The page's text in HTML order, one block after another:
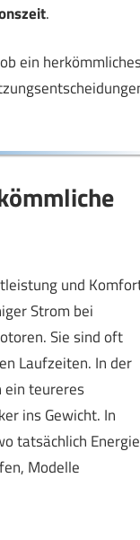
.
ein
und
Strom bei
Sie sind oft
Laufzeiten. In der
ein teureres
ins Gewicht. In
tatsächlich Energie
Modelle